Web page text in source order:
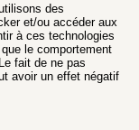
des
et/ou accéder aux
à ces technologies
le comportement
fait de ne pas
avoir un effet négatif